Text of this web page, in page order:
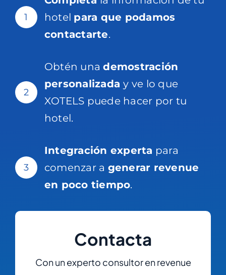
1
hotel para que podamos
contactarte.
2
Obtén unademostración
personalizaday ve lo que
XOTELS puede hacer por tu
hotel.
3
Integración experta para
comenzar a generar revenue
en poco tiempo.
Contacta
Con un experto consultor en revenue